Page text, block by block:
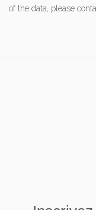
of the data, please